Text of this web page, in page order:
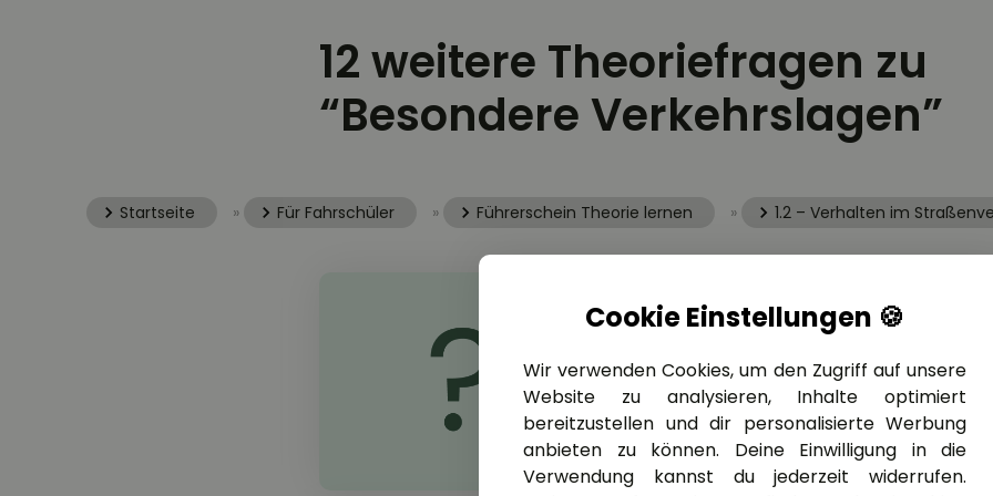
12 weitere Theoriefragen zu
“Besondere Verkehrslagen”
Startseite » Für Fahrschüler » Führerschein Theorie lernen » 1.2 – Verhalten im
THEORIE FRAGE: 1.2.11-003
Bei stockendem Verkehr
bestimmte Bereiche
werden. Welche sind dies?
Cookie Einstellungen 🍪
Wir verwenden Cookies, um den Zugriff auf unsere
Website zu analysieren, Inhalte optimiert
bereitzustellen und dir personalisierte Werbung
anbieten zu können. Deine Einwilligung in die
Verwendung kannst du jederzeit widerrufen.